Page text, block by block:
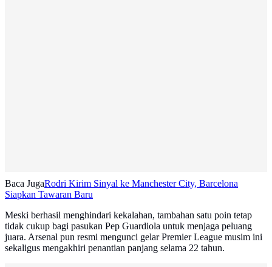
Baca JugaRodri Kirim Sinyal ke Manchester City, Barcelona
Siapkan Tawaran Baru
Meski berhasil menghindari kekalahan, tambahan satu poin tetap
tidak cukup bagi pasukan Pep Guardiola untuk menjaga peluang
juara. Arsenal pun resmi mengunci gelar Premier League musim ini
sekaligus mengakhiri penantian panjang selama 22 tahun.